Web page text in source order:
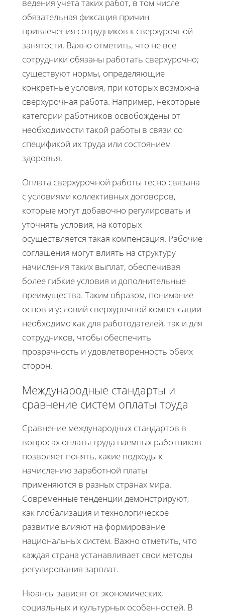
ведения учета таких работ, в том числе
обязательная фиксация причин
привлечения сотрудников к сверхурочной
занятости. Важно отметить, что не все
сотрудники обязаны работать сверхурочно;
существуют нормы, определяющие
конкретные условия, при которых возможна
сверхурочная работа. Например, некоторые
категории работников освобождены от
необходимости такой работы в связи со
спецификой их труда или состоянием
здоровья.
Оплата сверхурочной работы тесно связана
с условиями коллективных договоров,
которые могут добавочно регулировать и
уточнять условия, на которых
осуществляется такая компенсация. Рабочие
соглашения могут влиять на структуру
начисления таких выплат, обеспечивая
более гибкие условия и дополнительные
преимущества. Таким образом, понимание
основ и условий сверхурочной компенсации
необходимо как для работодателей, так и для
сотрудников, чтобы обеспечить
прозрачность и удовлетворенность обеих
сторон.
Международные стандарты и
сравнение систем оплаты труда
Сравнение международных стандартов в
вопросах оплаты труда наемных работников
позволяет понять, какие подходы к
начислению заработной платы
применяются в разных странах мира.
Современные тенденции демонстрируют,
как глобализация и технологическое
развитие влияют на формирование
национальных систем. Важно отметить, что
каждая страна устанавливает свои методы
регулирования зарплат.
Нюансы зависят от экономических,
социальных и культурных особенностей. В